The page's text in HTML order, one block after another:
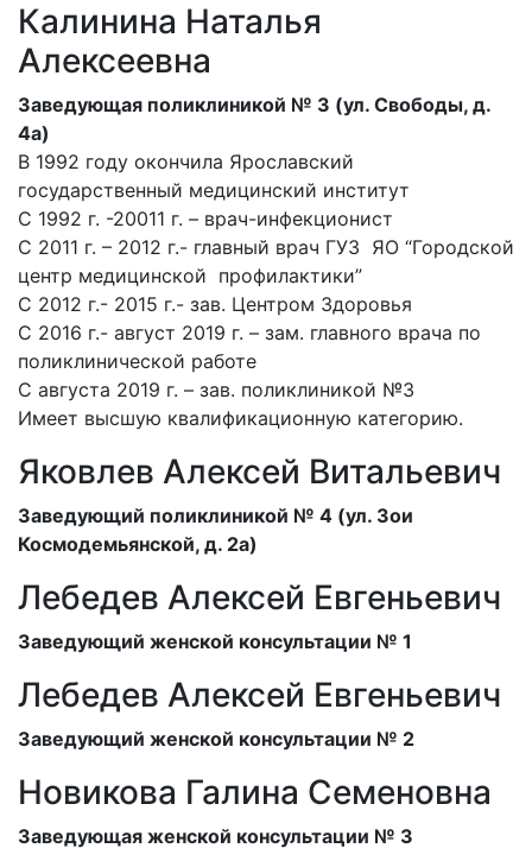
Калинина Наталья
Алексеевна
Заведующая поликлиникой № 3 (ул. Свободы, д.
4а)
В 1992 году окончила Ярославский
государственный медицинский институт
С 1992 г. -20011 г. – врач-инфекционист
С 2011 г. – 2012 г.- главный врач ГУЗ ЯО “Городской
центр медицинской профилактики”
С 2012 г.- 2015 г.- зав. Центром Здоровья
С 2016 г.- август 2019 г. – зам. главного врача по
поликлинической работе
С августа 2019 г. – зав. поликлиникой №3
Имеет высшую квалификационную категорию.
Яковлев Алексей Витальевич
Заведующий поликлиникой № 4 (ул. Зои
Космодемьянской, д. 2а)
Лебедев Алексей Евгеньевич
Заведующий женской консультации № 1
Лебедев Алексей Евгеньевич
Заведующий женской консультации № 2
Новикова Галина Семеновна
Заведующая женской консультации № 3